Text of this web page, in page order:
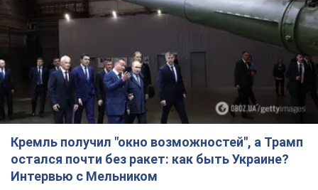
Кремль получил "окно возможностей", а Трамп
остался почти без ракет: как быть Украине?
Интервью с Мельником